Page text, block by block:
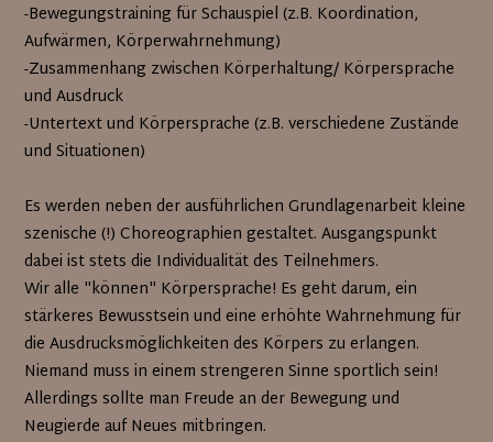
-Bewegungstraining für Schauspiel (z.B. Koordination,
Aufwärmen, Körperwahrnehmung)
-Zusammenhang zwischen Körperhaltung/ Körpersprache
und Ausdruck
-Untertext und Körpersprache (z.B. verschiedene Zustände
und Situationen)
Es werden neben der ausführlichen Grundlagenarbeit kleine
szenische (!) Choreographien gestaltet. Ausgangspunkt
dabei ist stets die Individualität des Teilnehmers.
Wir alle "können" Körpersprache! Es geht darum, ein
stärkeres Bewusstsein und eine erhöhte Wahrnehmung für
die Ausdrucksmöglichkeiten des Körpers zu erlangen.
Niemand muss in einem strengeren Sinne sportlich sein!
Allerdings sollte man Freude an der Bewegung und
Neugierde auf Neues mitbringen.